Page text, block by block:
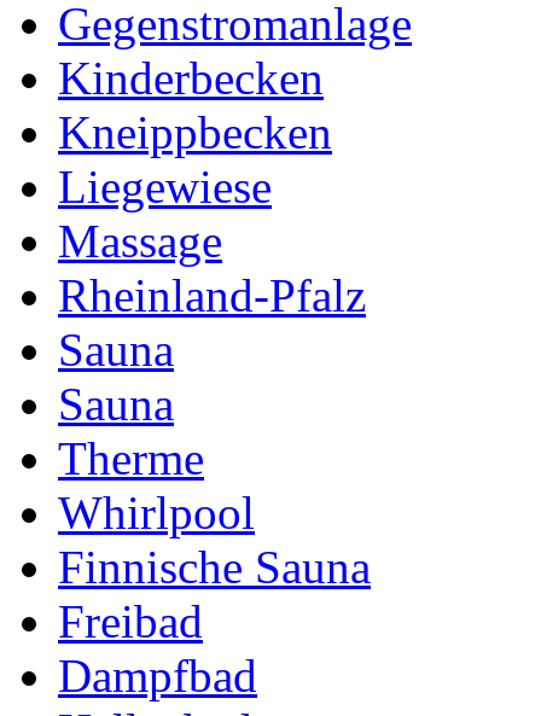
Gegenstromanlage
Kinderbecken
Kneippbecken
Liegewiese
Massage
Rheinland-Pfalz
Sauna
Sauna
Therme
Whirlpool
Finnische Sauna
Freibad
Dampfbad